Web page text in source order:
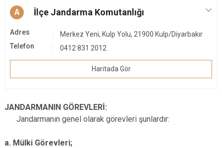
Çınar
Çüngüş
Dicle
Eğil
Bağlar
Yenişehir
A İlçe Jandarma Komutanlığı
Adres
Merkez Yeni, Kulp Yolu, 21900 Kulp/Diyarbakır
Telefon
0412 831 2012
Haritada Gör
JANDARMANIN GÖREVLERİ:
Jandarmanın genel olarak görevleri şunlardır:
a. Mülki Görevleri;